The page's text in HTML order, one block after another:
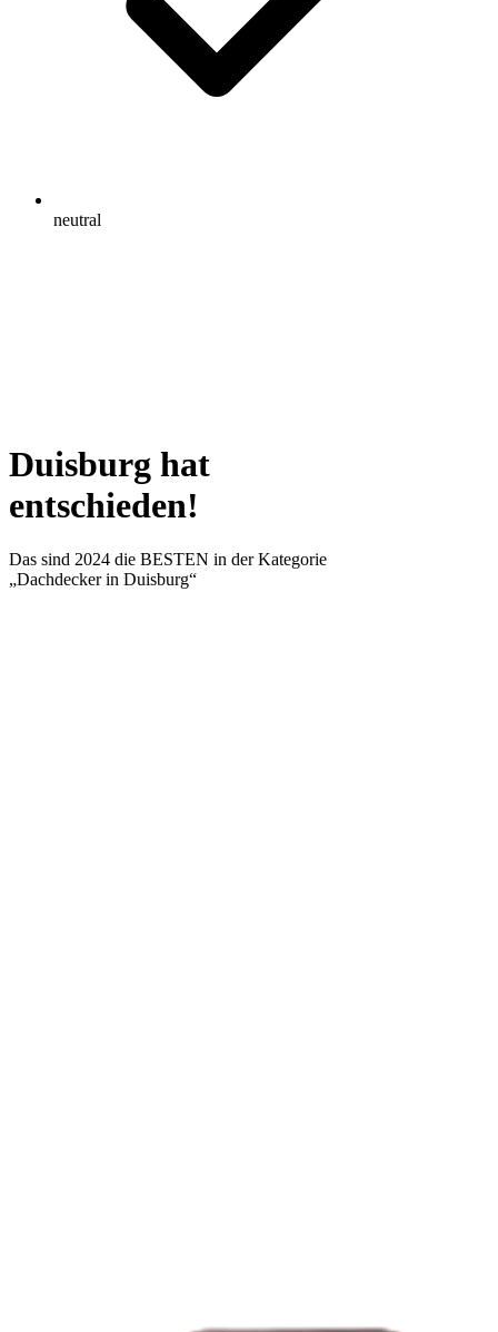
neutral
Duisburg hat
entschieden!
Das sind 2024 die BESTEN in der Kategorie
„Dachdecker in Duisburg“